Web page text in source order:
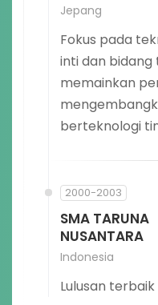
Jepang
Fokus pada
inti dan bidang
memainkan
berteknologi
2000-2003
SMA TARUNA
NUSANTARA
Indonesia
Lulusan terbaik